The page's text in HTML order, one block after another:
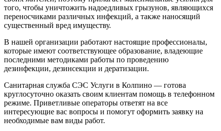
того, чтобы уничтожить надоедливых грызунов, являющихся
переносчиками различных инфекций, а также наносящий
существенный вред имуществу.
В нашей организации работают настоящие профессионалы,
которые имеют соответствующее образование, владеющие
последними методиками работы по проведению
дезинфекции, дезинсекции и дератизации.
Санитарная служба СЭС Услуги в Колпино — готова
круглосуточно оказать своим клиентам помощь в телефонном
режиме. Приветливые операторы ответят на все
интересующие вас вопросы и помогут оформить заявку на
необходимые вам виды работ.